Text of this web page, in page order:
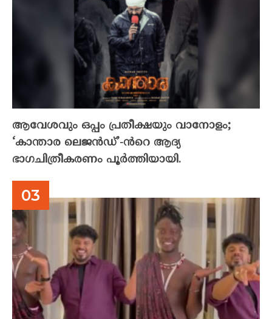
ആവേശവും ഒപ്പം പ്രതീക്ഷയും വാനോളം;
‘കാന്താര ലെജൻഡ്’-ൻറെ ആദ്യ
ഭാഗചിത്രീകരണം പൂർത്തിയായി.